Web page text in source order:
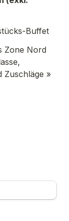
Buffet
Zone Nord
Zuschläge »